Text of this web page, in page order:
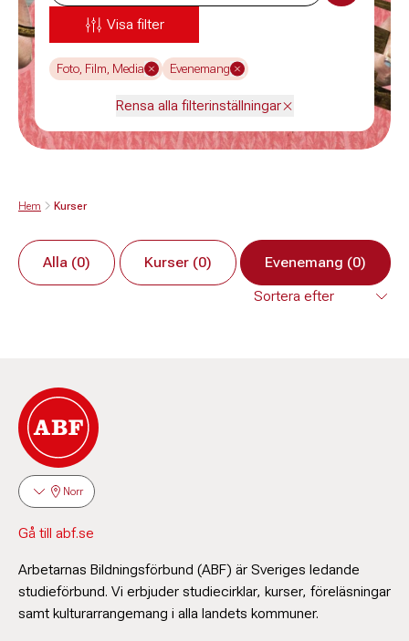
Visa filter
Foto, Film, Media Evenemang
Rensa alla filterinställningar
Hem Kurser
Alla (0) Kurser (0) Evenemang (0)
Norr
Gå till abf.se
Arbetarnas Bildningsförbund (ABF) är Sveriges ledande
studieförbund. Vi erbjuder studiecirklar, kurser, föreläsningar
samt kulturarrangemang i alla landets kommuner.